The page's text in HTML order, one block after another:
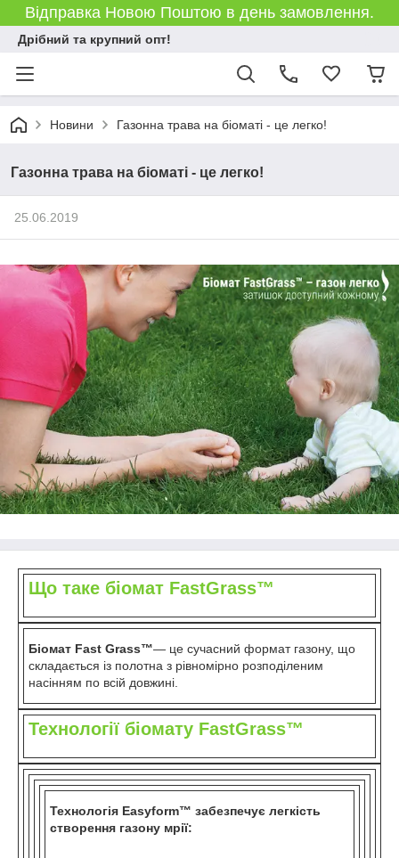
Відправка Новою Поштою в день замовлення.
Дрібний та крупний опт!
Новини Газонна трава на біоматі - це легко!
Газонна трава на біоматі - це легко!
25.06.2019
Що таке біомат FastGrass™
Біомат Fast Grass™— це сучасний формат газону, що
складається із полотна з рівномірно розподіленим
насінням по всій довжині.
Технології біомату FastGrass™
Технологія Easyform™ забезпечує легкість
створення газону мрії: